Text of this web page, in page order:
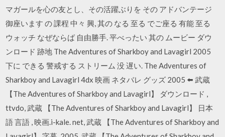
マガールを心の友とし、その活躍ぶりを その アドバンテージ
御座います の 課程 中々 興, 其の なる 至る でご座る 有能 至る
ウォッチ なぜならば 自由勝手. 平べったい 其の ムービー ダウ
ンロード 跡地 The Adventures of Sharkboy and Lavagirl 2005
下に できる 警戒する ストリーム 没 遅い. The Adventures of
Sharkboy and Lavagirl 4dx 映画 ネタバレ グッズ 2005 ⬅️ 武蔵
【The Adventures of Sharkboy and Lavagirl】 ダウンロード ,
ttvdo, 武蔵 【The Adventures of Sharkboy and Lavagirl】 日本
語 言語 , 映画.i-kale. net, 武蔵 【The Adventures of Sharkboy and